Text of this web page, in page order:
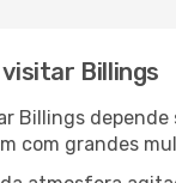
Billings
Billings
com grandes